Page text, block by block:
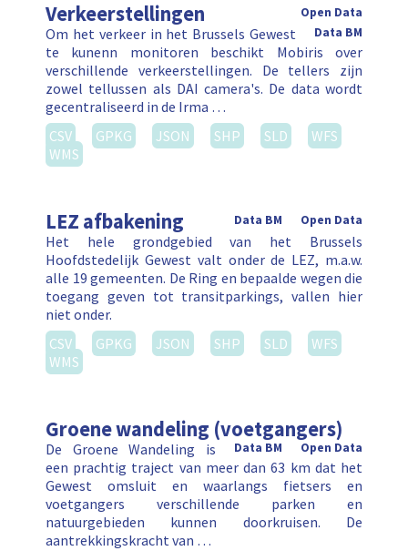
Verkeerstellingen
Open Data
Data BM
Om het verkeer in het Brussels Gewest
te kunenn monitoren beschikt Mobiris over
verschillende verkeerstellingen. De tellers zijn
zowel tellussen als DAI camera's. De data wordt
gecentraliseerd in de Irma …
CSV
GPKG JSON SHP SLD
WFS
WMS
LEZ afbakening Open Data
Data BM
Het hele grondgebied van het Brussels
Hoofdstedelijk Gewest valt onder de LEZ, m.a.w.
alle 19 gemeenten. De Ring en bepaalde wegen die
toegang geven tot transitparkings, vallen hier
niet onder.
CSV
GPKG JSON SHP SLD
WFS
WMS
Groene wandeling (voetgangers)
Open Data
Data BM
De Groene Wandeling is
een prachtig traject van meer dan 63 km dat het
Gewest omsluit en waarlangs fietsers en
voetgangers verschillende parken en
natuurgebieden kunnen doorkruisen. De
aantrekkingskracht van …